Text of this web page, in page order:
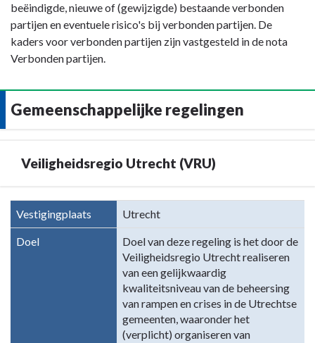
beëindigde, nieuwe of (gewijzigde) bestaande verbonden
partijen en eventuele risico's bij verbonden partijen. De
kaders voor verbonden partijen zijn vastgesteld in de nota
Verbonden partijen.
Gemeenschappelijke regelingen
Veiligheidsregio Utrecht (VRU)
navigatie
Vestigingplaats Utrecht
Doel
Doel van deze regeling is het door de
Veiligheidsregio Utrecht realiseren
van een gelijkwaardig
kwaliteitsniveau van de beheersing
van rampen en crises in de Utrechtse
gemeenten, waaronder het
(verplicht) organiseren van